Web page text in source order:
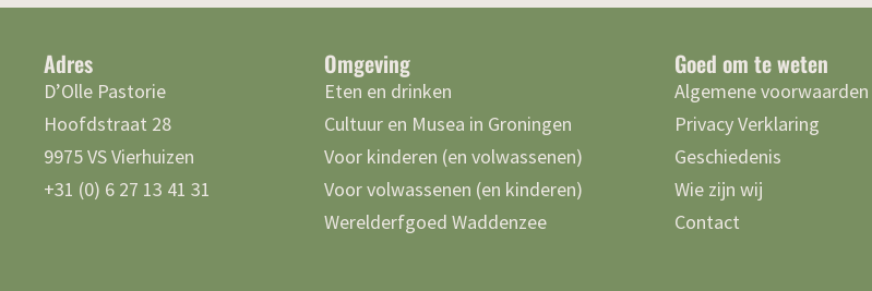
Adres
D’Olle Pastorie
Hoofdstraat 28
9975 VS Vierhuizen
+31 (0) 6 27 13 41 31
Omgeving
Eten en drinken
Cultuur en Musea in Groningen
Voor kinderen (en volwassenen)
Voor volwassenen (en kinderen)
Werelderfgoed Waddenzee
Goed om te weten
Algemene voorwaarden
Privacy Verklaring
Geschiedenis
Wie zijn wij
Contact